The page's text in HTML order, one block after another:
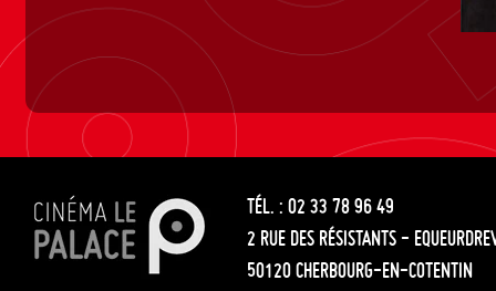
TÉL. : 02 33 78 96 49
2 RUE DES RÉSISTANTS -
50120 CHERBOURG-EN-COTENTIN